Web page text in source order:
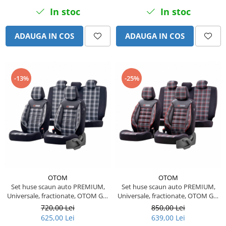
Incarcator 36V
Redresor 48V
Diagnoza
Telecomenzi
Telecomanda utilaje
Accesorii si piese telecomanda
Piese hidraulice
Pompa coborare de urgenta
Cilindri hidraulici
Hidromotoare
Rezervor ulei hidraulic
Supapa - cartus hidraulic
Piese Sandvik
Piese Rubble Master
Piese Richier
Piese Powerscreen
Piese Ponsse
Piese Olympian
Piese Nordberg
Piese Norcar Logset
Piese Ladog
Piese Kioti
Piese Iseki
In stoc
ADAUGA IN COS
In stoc
ADAUGA IN COS
-13%
OTOM
Set huse scaun auto PREMIUM,
Universale, fractionate, OTOM GTI
SPORT 807
720,00 Lei
625,00 Lei
-25%
OTOM
Set huse scaun auto PREMIUM,
Universale, fractionate, OTOM GTI
SPORT 801
850,00 Lei
639,00 Lei